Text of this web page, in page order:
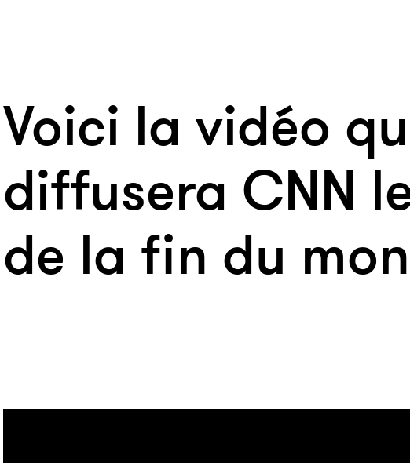
Voici la vidéo
diffusera CNN
de la fin du